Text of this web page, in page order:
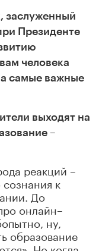
заслуженный
Президенте
человека
самые важные
выходят на
–
реакций –
к
До
онлайн–
ну,
образование